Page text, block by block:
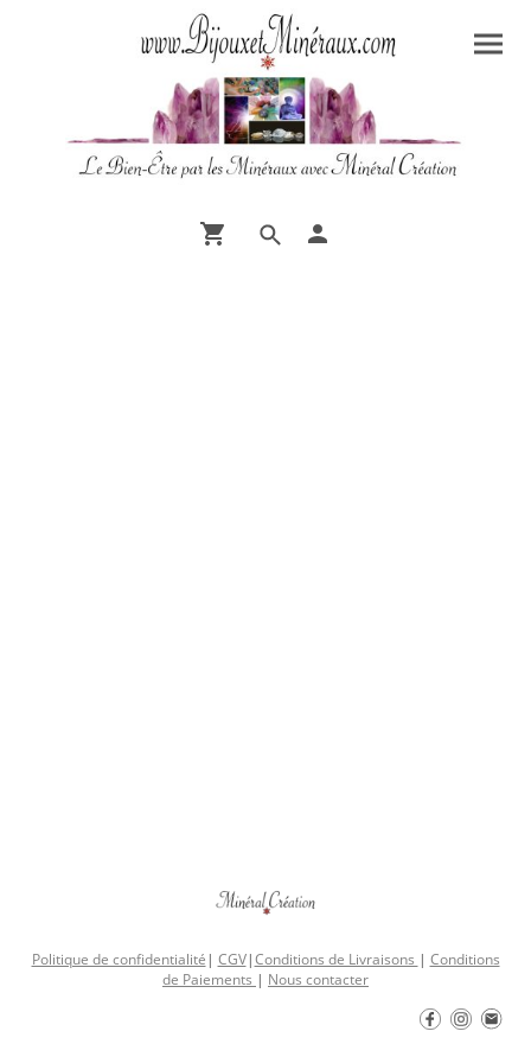
Politique de confidentialité | CGV|Conditions de Livraisons | Conditions
de Paiements | Nous contacter